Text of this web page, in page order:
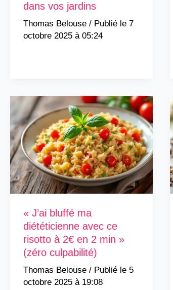
dans vos jardins
Thomas Belouse /
7
octobre 2025 à 05:24
« J’ai bluffé ma
diététicienne avec ce
risotto à 2€ en 2 min »
(zéro culpabilité)
Thomas Belouse /
5
octobre 2025 à 19:08